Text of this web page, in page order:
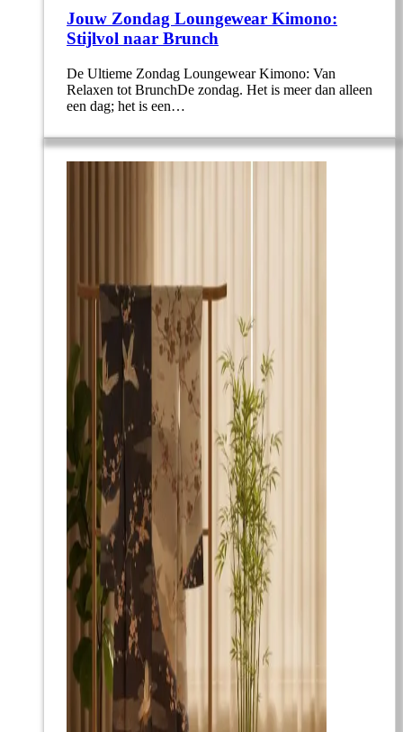
Jouw Zondag Loungewear Kimono:
Stijlvol naar Brunch
De Ultieme Zondag Loungewear Kimono: Van
Relaxen tot BrunchDe zondag. Het is meer dan alleen
een dag; het is een…